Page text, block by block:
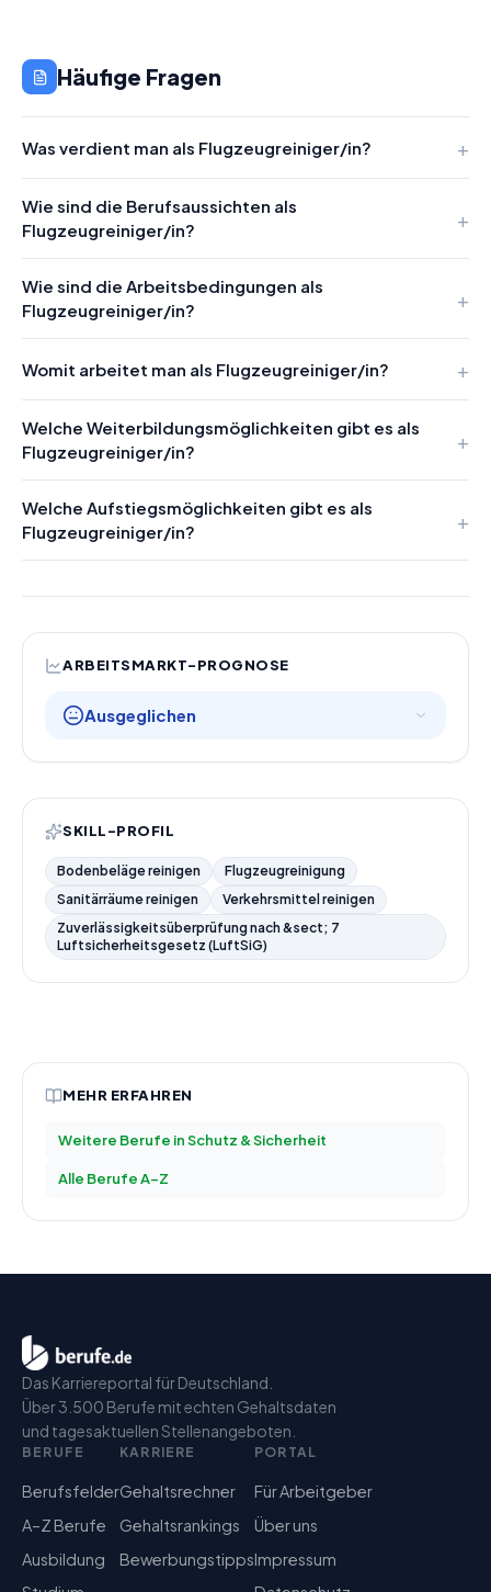
Häufige Fragen
Was verdient man als Flugzeugreiniger/in?
Wie sind die Berufsaussichten als
Flugzeugreiniger/in?
Wie sind die Arbeitsbedingungen als
Flugzeugreiniger/in?
Womit arbeitet man als Flugzeugreiniger/in?
Welche Weiterbildungsmöglichkeiten gibt es als
Flugzeugreiniger/in?
Welche Aufstiegsmöglichkeiten gibt es als
Flugzeugreiniger/in?
ARBEITSMARKT-PROGNOSE
Ausgeglichen
SKILL-PROFIL
Bodenbeläge reinigen
Flugzeugreinigung
Sanitärräume reinigen
Verkehrsmittel reinigen
Zuverlässigkeitsüberprüfung nach &sect; 7
Luftsicherheitsgesetz (LuftSiG)
MEHR ERFAHREN
Weitere Berufe inSchutz & Sicherheit
Alle Berufe A–Z
Das Karriereportal für Deutschland.
Über 3.500 Berufe mit echten Gehaltsdaten
und tagesaktuellen Stellenangeboten.
BERUFE
Berufsfelder
A–Z Berufe
Ausbildung
KARRIERE
Gehaltsrechner
Gehaltsrankings
Bewerbungstipps
PORTAL
Für Arbeitgeber
Über uns
Impressum